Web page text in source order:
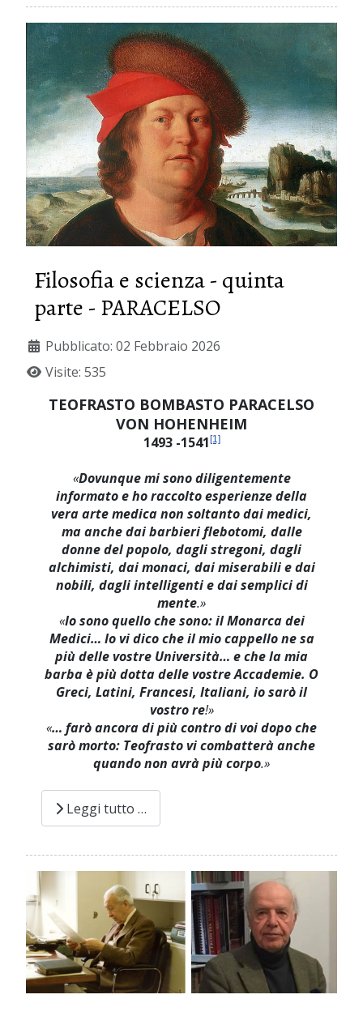
Filosofia e scienza - quinta
parte - PARACELSO
Pubblicato: 02 Febbraio 2026
Visite: 535
TEOFRASTO BOMBASTO PARACELSO
VON HOHENHEIM
1493 -1541 [1]
«Dovunque mi sono diligentemente
informato e ho raccolto esperienze della
vera arte medica non soltanto dai medici,
ma anche dai barbieri flebotomi, dalle
donne del popolo, dagli stregoni, dagli
alchimisti, dai monaci, dai miserabili e dai
nobili, dagli intelligenti e dai semplici di
mente.»
«Io sono quello che sono: il Monarca dei
Medici… Io vi dico che il mio cappello ne sa
più delle vostre Università… e che la mia
barba è più dotta delle vostre Accademie. O
Greci, Latini, Francesi, Italiani, io sarò il
vostro re!»
«… farò ancora di più contro di voi dopo che
sarò morto: Teofrasto vi combatterà anche
quando non avrà più corpo.»
Leggi tutto …